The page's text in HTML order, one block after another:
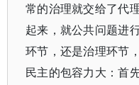
常的治理就交给了代
起来，就公共问题进
环节，还是治理环节
民主的包容力大：首